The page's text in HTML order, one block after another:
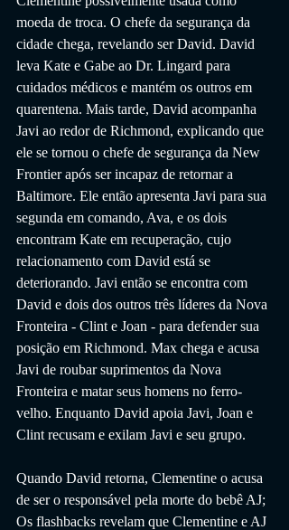
moeda de troca. O chefe da segurança da
cidade chega, revelando ser David. David
leva Kate e Gabe ao Dr. Lingard para
cuidados médicos e mantém os outros em
quarentena. Mais tarde, David acompanha
Javi ao redor de Richmond, explicando que
ele se tornou o chefe de segurança da New
Frontier após ser incapaz de retornar a
Baltimore. Ele então apresenta Javi para sua
segunda em comando, Ava, e os dois
encontram Kate em recuperação, cujo
relacionamento com David está se
deteriorando. Javi então se encontra com
David e dois dos outros três líderes da Nova
Fronteira - Clint e Joan - para defender sua
posição em Richmond. Max chega e acusa
Javi de roubar suprimentos da Nova
Fronteira e matar seus homens no ferro-
velho. Enquanto David apoia Javi, Joan e
Clint recusam e exilam Javi e seu grupo.
Quando David retorna, Clementine o acusa
de ser o responsável pela morte do bebê AJ;
Os flashbacks revelam que Clementine e AJ